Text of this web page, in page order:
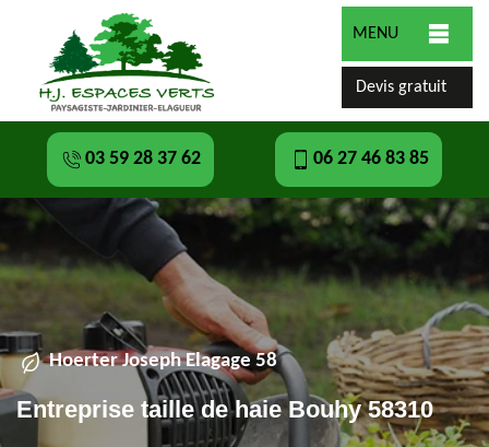
MENU
Devis gratuit
03 59 28 37 62 06 27 46 83 85
Hoerter Joseph Elagage 58
Entreprise taille de haie Bouhy 58310